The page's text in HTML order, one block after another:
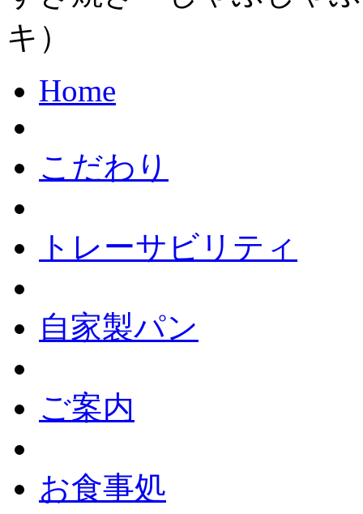
キ）
Home
こだわり
トレーサビリティ
自家製パン
ご案内
お食事処